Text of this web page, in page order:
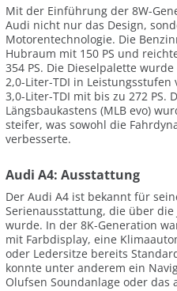
Mit der Einführung der 8W-
Audi nicht nur das Design,
Motorentechnologie. Die
Hubraum mit 150 PS und
354 PS. Die Dieselpalette
2,0-Liter-TDI in Leistungsstufen
3,0-Liter-TDI mit bis zu 272 PS.
Längsbaukastens (MLB evo)
steifer, was sowohl die
verbesserte.
Audi A4: Ausstattung
Der Audi A4 ist bekannt für
Serienausstattung, die über
wurde. In der 8K-Generation
mit Farbdisplay, eine
oder Ledersitze bereits
konnte unter anderem ein
Olufsen Soundanlage oder das